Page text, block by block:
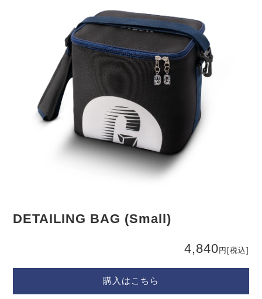
DETAILING BAG (Small)
4,840円 [税込]
購入はこちら